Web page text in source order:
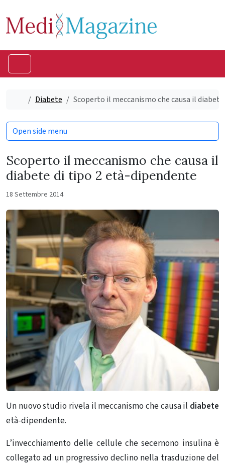
HomeDiabete Scoperto il meccanismo che causa il
Scoperto il meccanismo che causa il
diabete di tipo 2 età-dipendente
18 Settembre 2014
Un nuovo studio rivela il meccanismo che causa il diabete
età-dipendente.
L’invecchiamento delle cellule che secernono insulina è
collegato ad un progressivo declino nella trasduzione del
Open side menu